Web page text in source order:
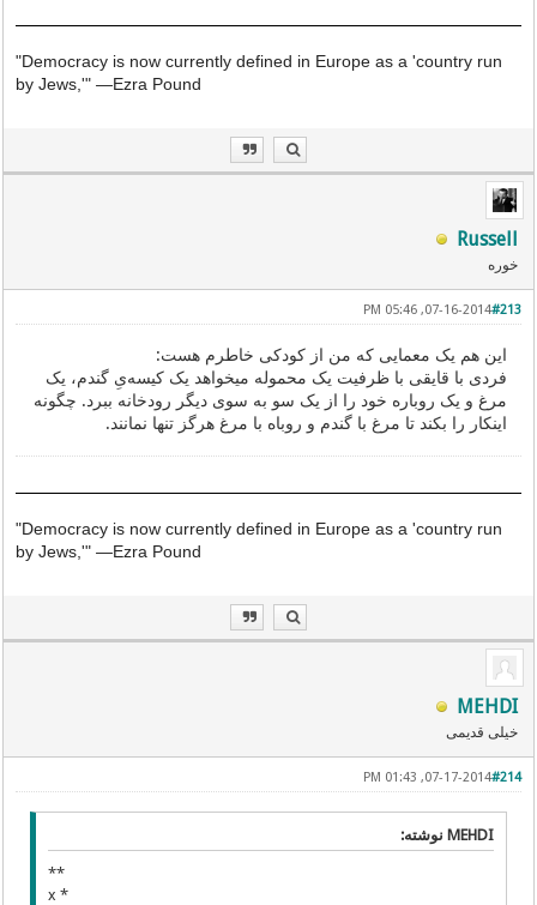
"Democracy is now currently defined in Europe as a 'country run
by Jews,'"—Ezra Pound
Russell
خوره
#213
07-16-2014, 05:46 PM
این هم یک معمایی که من از کودکی خاطرم هست:
فردی با قایقی با ظرفیت یک محموله میخواهد یک کیسه‌یِ گندم، یک
مرغ و یک روباره خود را از یک سو به سوی دیگر رودخانه ببرد. چگونه
اینکار را بکند تا مرغ با گندم و روباه با مرغ هرگز تنها نمانند.
"Democracy is now currently defined in Europe as a 'country run
by Jews,'"—Ezra Pound
MEHDI
خیلی قدیمی
#214
07-17-2014, 01:43 PM
MEHDI نوشته:
**
* x